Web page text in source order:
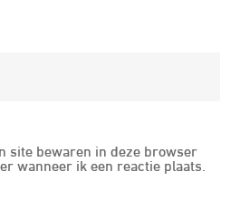
site bewaren in deze browser
wanneer ik een reactie plaats.